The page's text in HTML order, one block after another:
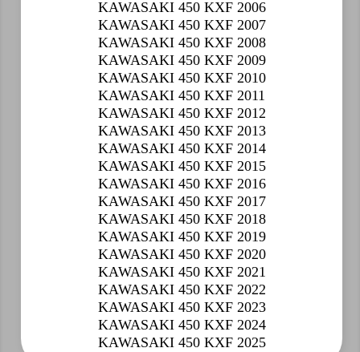
KAWASAKI 450 KXF 2006
KAWASAKI 450 KXF 2007
KAWASAKI 450 KXF 2008
KAWASAKI 450 KXF 2009
KAWASAKI 450 KXF 2010
KAWASAKI 450 KXF 2011
KAWASAKI 450 KXF 2012
KAWASAKI 450 KXF 2013
KAWASAKI 450 KXF 2014
KAWASAKI 450 KXF 2015
KAWASAKI 450 KXF 2016
KAWASAKI 450 KXF 2017
KAWASAKI 450 KXF 2018
KAWASAKI 450 KXF 2019
KAWASAKI 450 KXF 2020
KAWASAKI 450 KXF 2021
KAWASAKI 450 KXF 2022
KAWASAKI 450 KXF 2023
KAWASAKI 450 KXF 2024
KAWASAKI 450 KXF 2025